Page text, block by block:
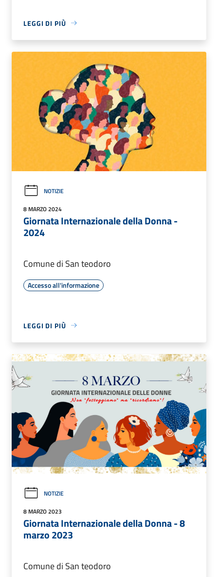
LEGGI DI PIÙ
NOTIZIE
8 MARZO 2024
Giornata Internazionale della Donna -
2024
Comune di San teodoro
Accesso all'informazione
LEGGI DI PIÙ
NOTIZIE
8 MARZO 2023
Giornata Internazionale della Donna - 8
marzo 2023
Comune di San teodoro